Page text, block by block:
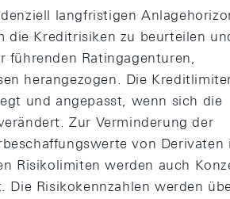
langfristigen
die Kreditrisiken zu beurteilen
führenden Ratingagenturen,
herangezogen. Die
und angepasst, wenn sich die
Zur Verminderung der
von Derivaten
Risikolimiten werden auch
Risikokennzahlen werden